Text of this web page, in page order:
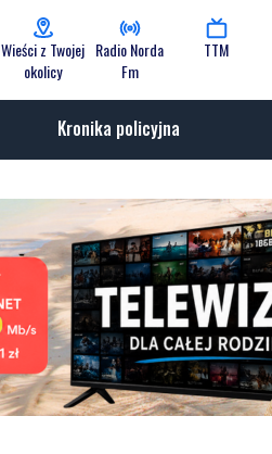
Wieści z Twojej
okolicy
Radio Norda
Fm
TTM
Kronika policyjna